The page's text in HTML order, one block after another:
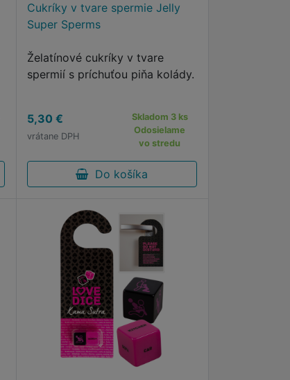
Cukríky v tvare spermie Jelly
Super Sperms
Želatínové cukríky v tvare
spermií s príchuťou piňa kolády.
5,30 €
vrátane DPH
Skladom 3 ks
Odosielame
vo stredu
Do košíka